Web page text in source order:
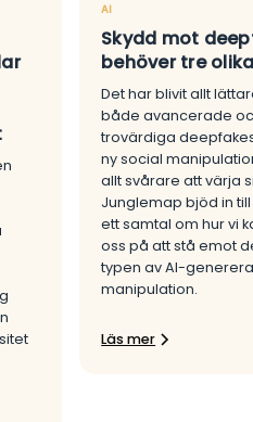
AI
Skydd mot
behöver tre
Det har blivit allt
både avancerade
trovärdiga
ny social
allt svårare att värja
Junglemap bjöd in
ett samtal om hur vi
oss på att stå emot
typen av AI-
manipulation.
Läs mer